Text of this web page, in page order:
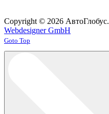
Copyright © 2026 АвтоГлобус.
Webdesigner GmbH
Joomla! 3 Templates
Goto Top